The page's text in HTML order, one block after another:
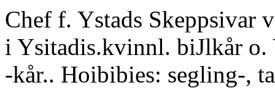
Chef f. Ystads Skeppsivar
i Ysitadis.kvinnl. biJlkår o.
-kår.. Hoibibies: segling-,